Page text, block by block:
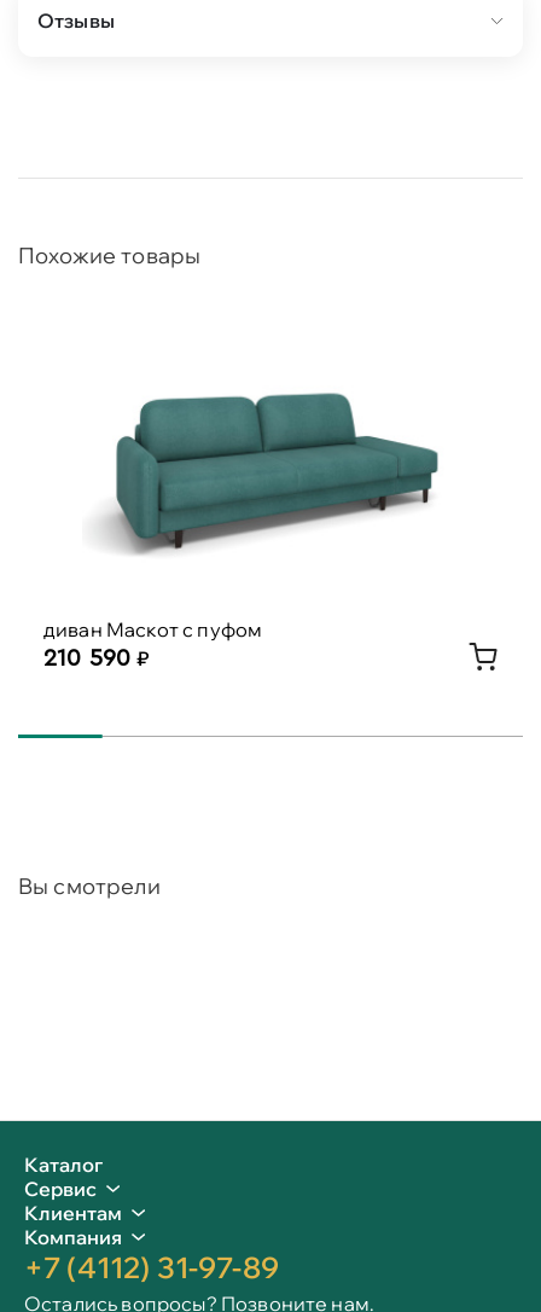
Отзывы
Похожие товары
диван Маскот с пуфом
210 590
Вы смотрели
Каталог
Сервис
Клиентам
Компания
+7 (4112) 31-97-89
Остались вопросы? Позвоните нам.